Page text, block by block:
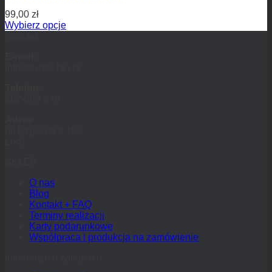
99,00 zł
Wybierz opcje
O nas
Blog
Kontakt + FAQ
Terminy realizacji
Karty podarunkowe
Współpraca i produkcja na zamówienie